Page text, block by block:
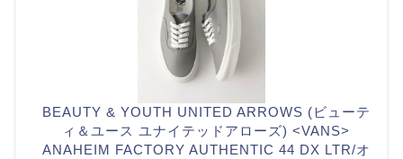
BEAUTY & YOUTH UNITED ARROWS (ビューテ
ィ＆ユース ユナイテッドアローズ) <VANS>
ANAHEIM FACTORY AUTHENTIC 44 DX LTR/オ